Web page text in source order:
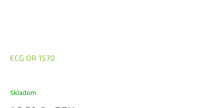
ECG OR 1570
Skladom